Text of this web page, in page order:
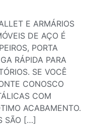
E ARMÁRIOS
DE AÇO É
PORTA
RÁPIDA PARA
SE VOCÊ
CONOSCO
COM
ACABAMENTO.
SÃO […]